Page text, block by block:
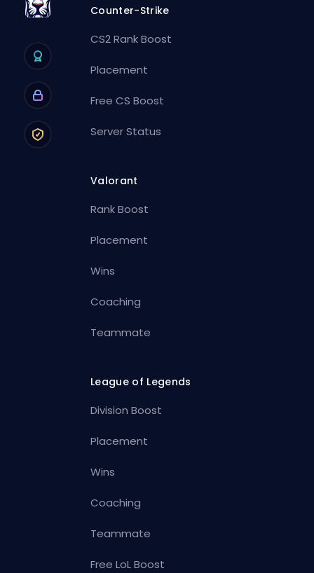
Counter-Strike
CS2 Rank Boost
Placement
Free CS Boost
Server Status
Valorant
Rank Boost
Placement
Wins
Coaching
Teammate
League of Legends
Division Boost
Placement
Wins
Coaching
Teammate
Free LoL Boost